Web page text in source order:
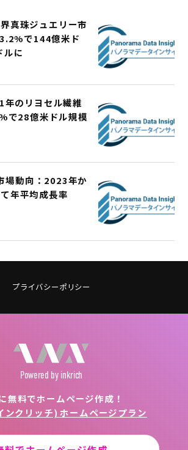
真珠ジュエリー市
で144億米ド
ルに
のリヨセル繊維
で28億米ドル規模
場動向：2023年か
年平均成長率
プライバシーポリシー
Powered by inkrich
無料でホームページ作成！
クリッチ) ホームページプラン